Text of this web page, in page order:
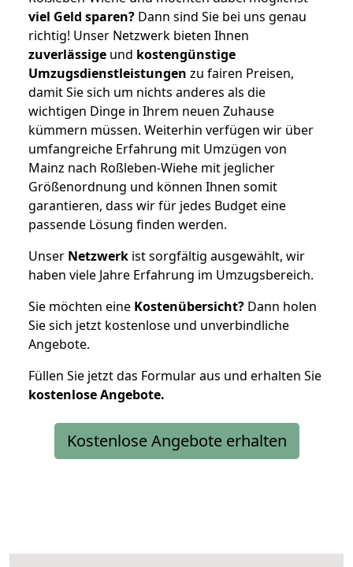
viel Geld sparen? Dann sind Sie bei uns genau
richtig! Unser Netzwerk bieten Ihnen
zuverlässige und kostengünstige
Umzugsdienstleistungen zu fairen Preisen,
damit Sie sich um nichts anderes als die
wichtigen Dinge in Ihrem neuen Zuhause
kümmern müssen. Weiterhin verfügen wir über
umfangreiche Erfahrung mit Umzügen von
Mainz nach Roßleben-Wiehe mit jeglicher
Größenordnung und können Ihnen somit
garantieren, dass wir für jedes Budget eine
passende Lösung finden werden.
Unser Netzwerk ist sorgfältig ausgewählt, wir
haben viele Jahre Erfahrung im Umzugsbereich.
Sie möchten eine Kostenübersicht? Dann holen
Sie sich jetzt kostenlose und unverbindliche
Angebote.
Füllen Sie jetzt das Formular aus und erhalten Sie
kostenloseAngebote.
Kostenlose Angebote erhalten